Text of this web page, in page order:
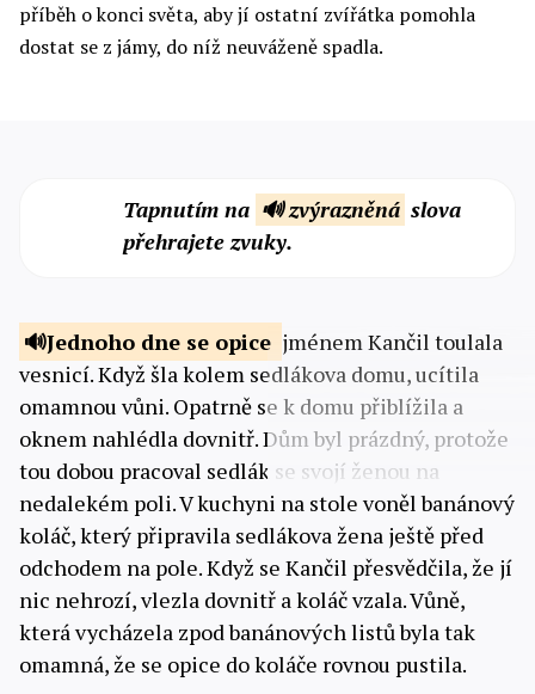
příběh o konci světa, aby jí ostatní zvířátka pomohla
dostat se z jámy, do níž neuváženě spadla.
Tapnutím na 🔊 zvýrazněná slova
přehrajete zvuky.
Jednoho dne se opice jménem Kančil toulala
vesnicí. Když šla kolem sedlákova domu, ucítila
omamnou vůni. Opatrně se k domu přiblížila a
oknem nahlédla dovnitř. Dům byl prázdný, protože
tou dobou pracoval sedlák se svojí ženou na
nedalekém poli. V kuchyni na stole voněl banánový
koláč, který připravila sedlákova žena ještě před
odchodem na pole. Když se Kančil přesvědčila, že jí
nic nehrozí, vlezla dovnitř a koláč vzala. Vůně,
která vycházela zpod banánových listů byla tak
omamná, že se opice do koláče rovnou pustila.